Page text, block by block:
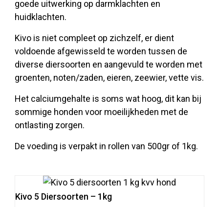
goede uitwerking op darmklachten en
huidklachten.
Kivo is niet compleet op zichzelf, er dient
voldoende afgewisseld te worden tussen de
diverse diersoorten en aangevuld te worden met
groenten, noten/zaden, eieren, zeewier, vette vis.
Het calciumgehalte is soms wat hoog, dit kan bij
sommige honden voor moeilijkheden met de
ontlasting zorgen.
De voeding is verpakt in rollen van 500gr of 1kg.
Kivo 5 Diersoorten – 1kg